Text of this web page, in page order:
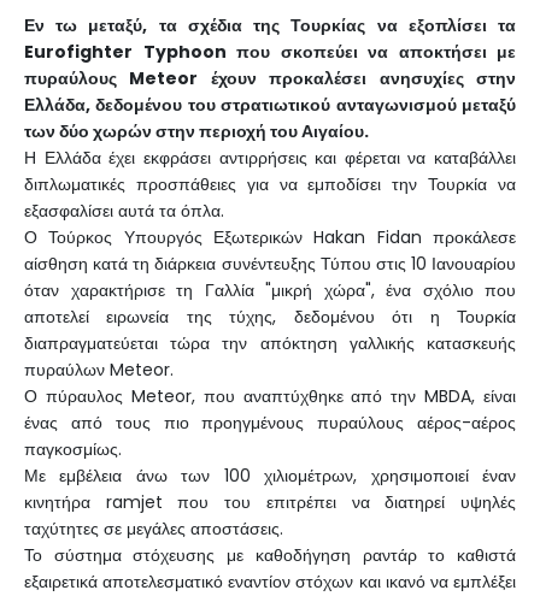
Εν τω μεταξύ, τα σχέδια της Τουρκίας να εξοπλίσει τα
Eurofighter Typhoon που σκοπεύει να αποκτήσει με
πυραύλους Meteor έχουν προκαλέσει ανησυχίες στην
Ελλάδα, δεδομένου του στρατιωτικού ανταγωνισμού μεταξύ
των δύο χωρών στην περιοχή του Αιγαίου.
Η Ελλάδα έχει εκφράσει αντιρρήσεις και φέρεται να καταβάλλει
διπλωματικές προσπάθειες για να εμποδίσει την Τουρκία να
εξασφαλίσει αυτά τα όπλα.
Ο Τούρκος Υπουργός Εξωτερικών Hakan Fidan προκάλεσε
αίσθηση κατά τη διάρκεια συνέντευξης Τύπου στις 10 Ιανουαρίου
όταν χαρακτήρισε τη Γαλλία "μικρή χώρα", ένα σχόλιο που
αποτελεί ειρωνεία της τύχης, δεδομένου ότι η Τουρκία
διαπραγματεύεται τώρα την απόκτηση γαλλικής κατασκευής
πυραύλων Meteor.
Ο πύραυλος Meteor, που αναπτύχθηκε από την MBDA, είναι
ένας από τους πιο προηγμένους πυραύλους αέρος-αέρος
παγκοσμίως.
Με εμβέλεια άνω των 100 χιλιομέτρων, χρησιμοποιεί έναν
κινητήρα ramjet που του επιτρέπει να διατηρεί υψηλές
ταχύτητες σε μεγάλες αποστάσεις.
Το σύστημα στόχευσης με καθοδήγηση ραντάρ το καθιστά
εξαιρετικά αποτελεσματικό εναντίον στόχων και ικανό να εμπλέξει